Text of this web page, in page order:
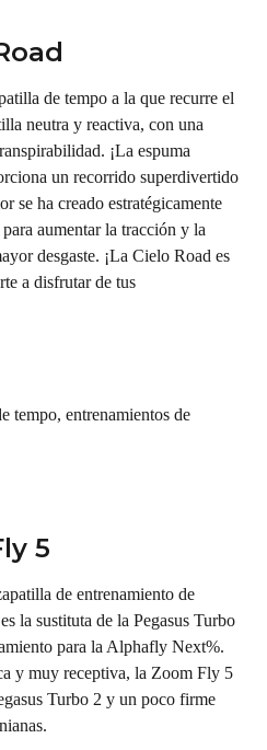
de tempo a la que recurre el
neutra y reactiva, con una
¡La espuma
un recorrido superdivertido
se ha creado estratégicamente
aumentar la tracción y la
desgaste. ¡La Cielo Road es
a disfrutar de tus
tempo, entrenamientos de
5
de entrenamiento de
la sustituta de la Pegasus Turbo
para la Alphafly Next%.
y muy receptiva, la Zoom Fly 5
Turbo 2 y un poco firme